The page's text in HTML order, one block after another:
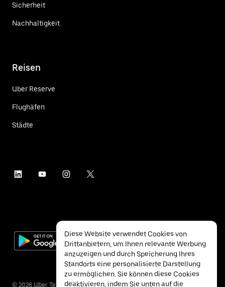
Sicherheit
Nachhaltigkeit
Reisen
Uber Reserve
Flughäfen
Städte
© 2026 Uber Technologies Inc.
Diese Website verwendet Cookies von
Drittanbietern, um Ihnen relevante Werbung
anzuzeigen und durch Speicherung Ihres
Standorts eine personalisierte Darstellung
zu ermöglichen. Sie können diese Cookies
deaktivieren, indem Sie unten auf die